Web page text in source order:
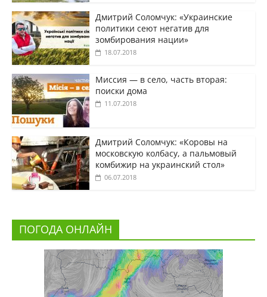
Дмитрий Соломчук: «Украинские
политики сеют негатив для
зомбирования нации»
18.07.2018
Миссия — в село, часть вторая:
поиски дома
11.07.2018
Дмитрий Соломчук: «Коровы на
московскую колбасу, а пальмовый
комбижир на украинский стол»
06.07.2018
ПОГОДА ОНЛАЙН